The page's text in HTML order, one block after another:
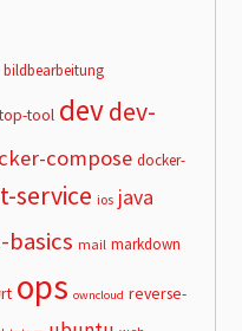
bildbearbeitung
tool devdev-
compose docker-
service ios java
basics mail markdown
ops owncloud reverse-